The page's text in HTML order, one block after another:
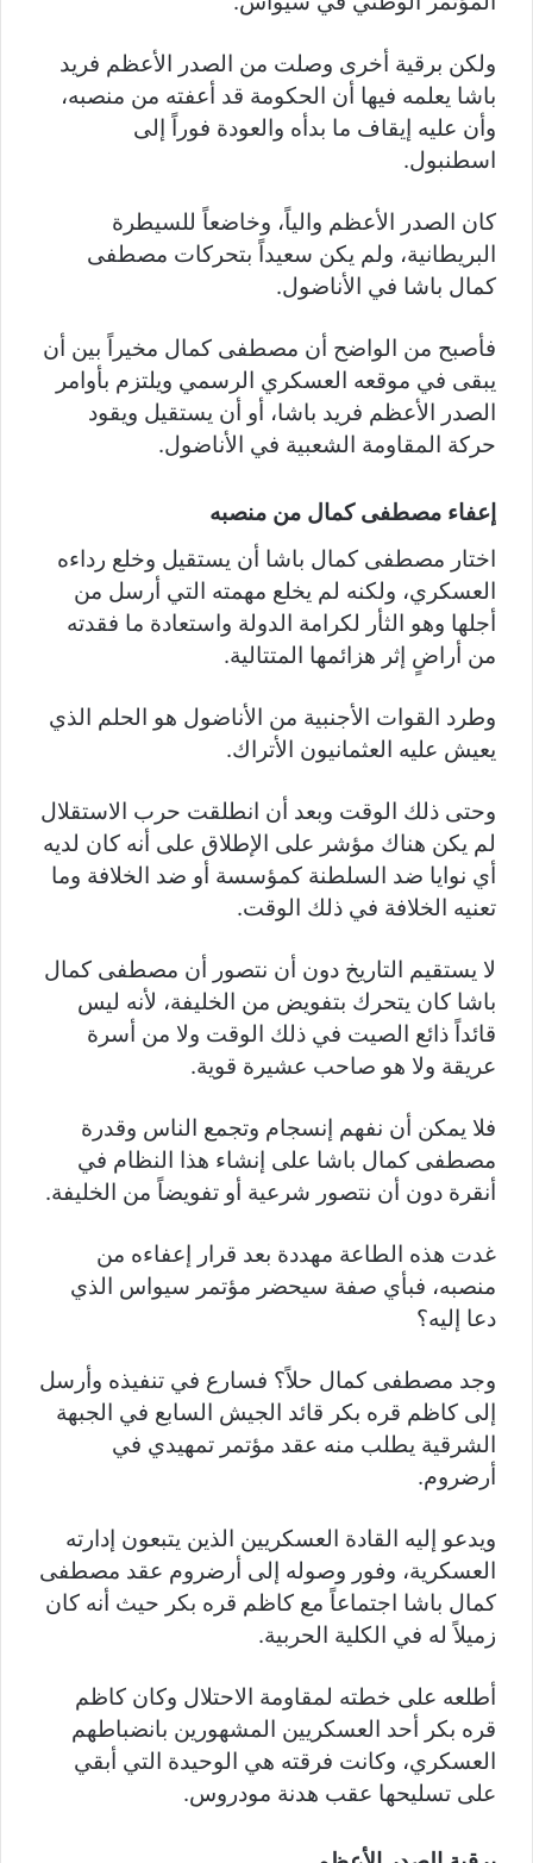
ولكن برقية أخرى وصلت من الصدر الأعظم فريد
باشا يعلمه فيها أن الحكومة قد أعفته من منصبه،
وأن عليه إيقاف ما بدأه والعودة فوراً إلى
اسطنبول.
كان الصدر الأعظم والياً، وخاضعاً للسيطرة
البريطانية، ولم يكن سعيداً بتحركات مصطفى
كمال باشا في الأناضول.
فأصبح من الواضح أن مصطفى كمال مخيراً بين أن
يبقى في موقعه العسكري الرسمي ويلتزم بأوامر
الصدر الأعظم فريد باشا، أو أن يستقيل ويقود
حركة المقاومة الشعبية في الأناضول.
إعفاء مصطفى كمال من منصبه
اختار مصطفى كمال باشا أن يستقيل وخلع رداءه
العسكري، ولكنه لم يخلع مهمته التي أرسل من
أجلها وهو الثأر لكرامة الدولة واستعادة ما فقدته
من أراضٍ إثر هزائمها المتتالية.
وطرد القوات الأجنبية من الأناضول هو الحلم الذي
يعيش عليه العثمانيون الأتراك.
وحتى ذلك الوقت وبعد أن انطلقت حرب الاستقلال
لم يكن هناك مؤشر على الإطلاق على أنه كان لديه
أي نوايا ضد السلطنة كمؤسسة أو ضد الخلافة وما
تعنيه الخلافة في ذلك الوقت.
لا يستقيم التاريخ دون أن نتصور أن مصطفى كمال
باشا كان يتحرك بتفويض من الخليفة، لأنه ليس
قائداً ذائع الصيت في ذلك الوقت ولا من أسرة
عريقة ولا هو صاحب عشيرة قوية.
فلا يمكن أن نفهم إنسجام وتجمع الناس وقدرة
مصطفى كمال باشا على إنشاء هذا النظام في
أنقرة دون أن نتصور شرعية أو تفويضاً من الخليفة.
غدت هذه الطاعة مهددة بعد قرار إعفاءه من
منصبه، فبأي صفة سيحضر مؤتمر سيواس الذي
دعا إليه؟
وجد مصطفى كمال حلاً؟ فسارع في تنفيذه وأرسل
إلى كاظم قره بكر قائد الجيش السابع في الجبهة
الشرقية يطلب منه عقد مؤتمر تمهيدي في
أرضروم.
ويدعو إليه القادة العسكريين الذين يتبعون إدارته
العسكرية، وفور وصوله إلى أرضروم عقد مصطفى
كمال باشا اجتماعاً مع كاظم قره بكر حيث أنه كان
زميلاً له في الكلية الحربية.
أطلعه على خطته لمقاومة الاحتلال وكان كاظم
قره بكر أحد العسكريين المشهورين بانضباطهم
العسكري، وكانت فرقته هي الوحيدة التي أبقي
على تسليحها عقب هدنة مودروس.